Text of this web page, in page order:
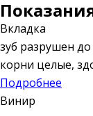
Вкладка
зуб разрушен до
корни целые,
Подробнее
Винир